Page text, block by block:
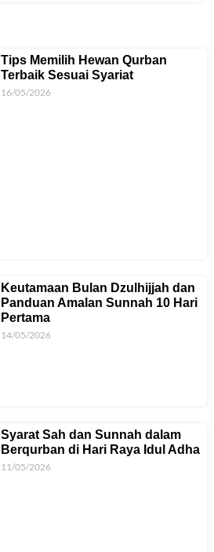
Tips Memilih Hewan Qurban
Terbaik Sesuai Syariat
16/05/2026
Keutamaan Bulan Dzulhijjah dan
Panduan Amalan Sunnah 10 Hari
Pertama
14/05/2026
Syarat Sah dan Sunnah dalam
Berqurban di Hari Raya Idul Adha
11/05/2026